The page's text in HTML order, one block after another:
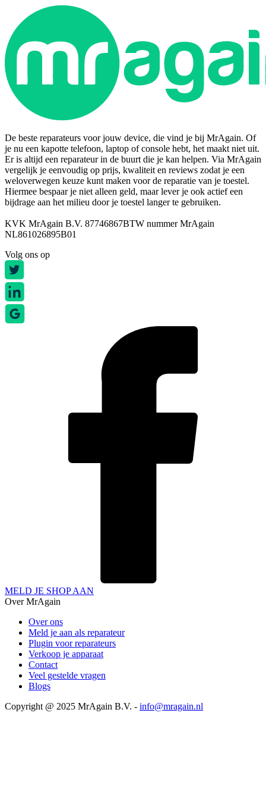
De beste reparateurs voor jouw device, die vind je bij MrAgain. Of
je nu een kapotte telefoon, laptop of console hebt, het maakt niet uit.
Er is altijd een reparateur in de buurt die je kan helpen. Via MrAgain
vergelijk je eenvoudig op prijs, kwaliteit en reviews zodat je een
weloverwegen keuze kunt maken voor de reparatie van je toestel.
Hiermee bespaar je niet alleen geld, maar lever je ook actief een
bijdrage aan het milieu door je toestel langer te gebruiken.
KVK MrAgain B.V. 87746867BTW nummer MrAgain
NL861026895B01
Volg ons op
MELD JE SHOP AAN
Over MrAgain
Over ons
Meld je aan als reparateur
Plugin voor reparateurs
Verkoop je apparaat
Contact
Veel gestelde vragen
Blogs
Copyright @ 2025 MrAgain B.V. - info@mragain.nl